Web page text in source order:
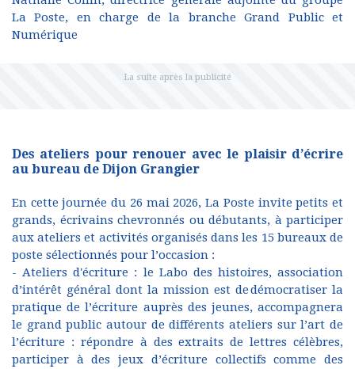
La Poste, en charge de la branche Grand Public et
Numérique
Des ateliers pour renouer avec le plaisir d’écrire
au bureau de Dijon Grangier
En cette journée du 26 mai 2026, La Poste invite petits et
grands, écrivains chevronnés ou débutants, à participer
aux ateliers et activités organisés dans les 15 bureaux de
poste sélectionnés pour l’occasion :
- Ateliers d'écriture : le Labo des histoires, association
d’intérêt général dont la mission est de démocratiser la
pratique de l’écriture auprès des jeunes, accompagnera
le grand public autour de différents ateliers sur l’art de
l’écriture : répondre à des extraits de lettres célèbres,
participer à des jeux d’écriture collectifs comme des